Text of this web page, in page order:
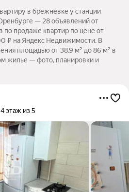
в брежневке у станции
— 28 объявлений от
по продаже квартир по цене от
₽ на Яндекс Недвижимости. В
площадью от 38,9 м² до 86 м² в
жилье — фото, планировки и
4 этаж из 5